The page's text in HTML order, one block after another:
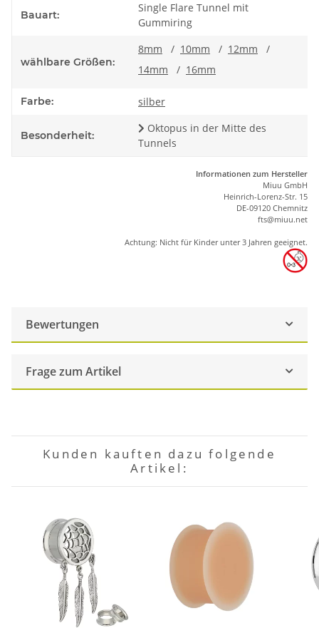
Bauart:
Single Flare Tunnel mit
Gummiring
wählbare Größen:
8mm / 10mm / 12mm
/
14mm
/ 16mm
Farbe: silber
Besonderheit:
Oktopus in der Mitte des
Tunnels
Informationen zum Hersteller
Miuu GmbH
Heinrich-Lorenz-Str. 15
DE-09120 Chemnitz
fts@miuu.net
Achtung: Nicht für Kinder unter 3 Jahren geeignet.
Bewertungen
Frage zum Artikel
Kunden kauften dazu folgende
Artikel: